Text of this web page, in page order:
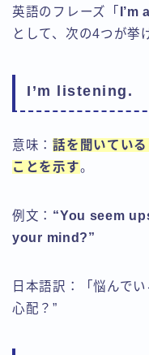
英語のフレーズ「 I’m
として、次の4つが挙
I’m listening.
意味：話を聞いてい
ことを示す。
例文： “You seem
your mind?”
日本語訳：「悩んで
心配？”